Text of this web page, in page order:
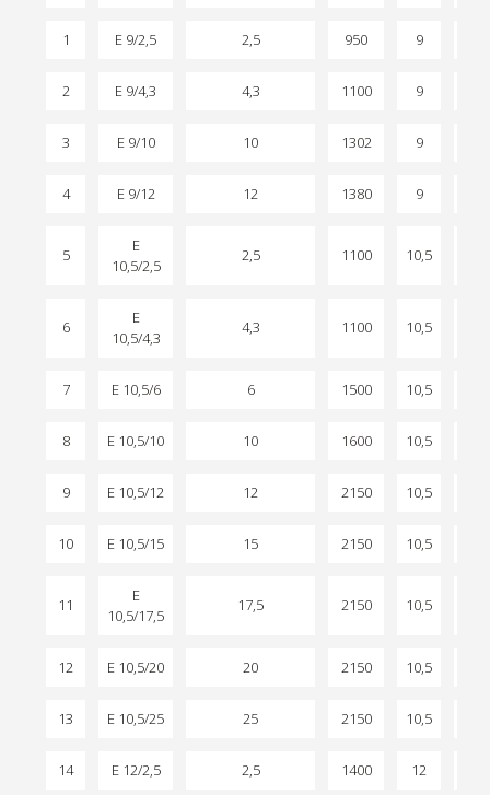
1 E 9/2,5 2,5 950 9
2 E 9/4,3 4,3 1100 9
3 E 9/10 10 1302 9
4 E 9/12 12 1380 9
5
E
10,5/2,5
2,5 1100 10,5
6
E
10,5/4,3
4,3 1100 10,5
7 E 10,5/6 6 1500 10,5
8 E 10,5/10 10 1600 10,5
9 E 10,5/12 12 2150 10,5
10 E 10,5/15 15 2150 10,5
11
E
10,5/17,5
17,5 2150 10,5
12 E 10,5/20 20 2150 10,5
13 E 10,5/25 25 2150 10,5
14 E 12/2,5 2,5 1400 12